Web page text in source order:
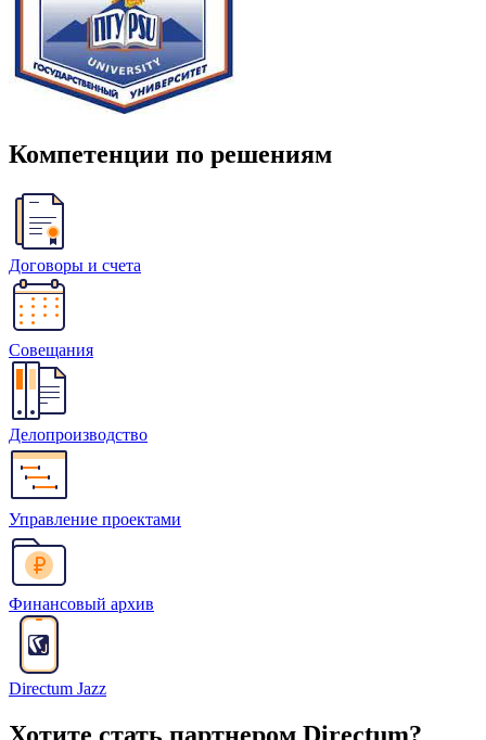
Компетенции по решениям
Договоры и счета
Совещания
Делопроизводство
Управление проектами
Финансовый архив
Directum Jazz
Хотите стать партнером Directum?